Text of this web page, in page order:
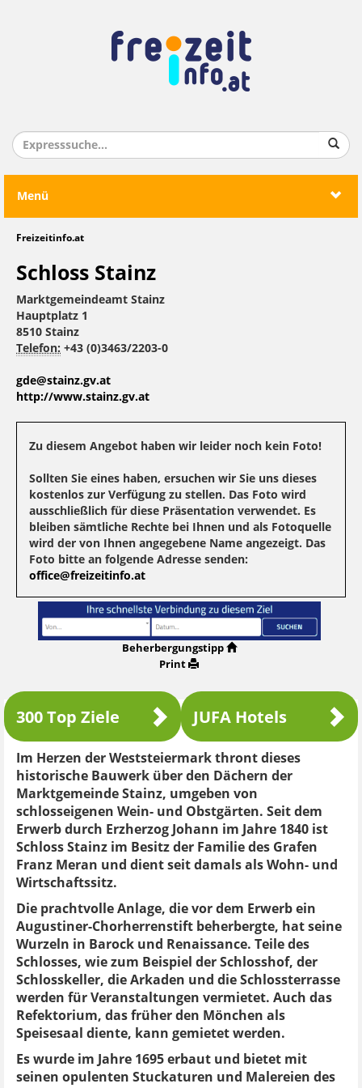
Menü
Freizeitinfo.at
Schloss Stainz
Marktgemeindeamt Stainz
Hauptplatz 1
8510 Stainz
Telefon: +43 (0)3463/2203-0
gde@stainz.gv.at
http://www.stainz.gv.at
Zu diesem Angebot haben wir leider noch kein Foto!
Sollten Sie eines haben, ersuchen wir Sie uns dieses
kostenlos zur Verfügung zu stellen. Das Foto wird
ausschließlich für diese Präsentation verwendet. Es
bleiben sämtliche Rechte bei Ihnen und als Fotoquelle
wird der von Ihnen angegebene Name angezeigt. Das
Foto bitte an folgende Adresse senden:
office@freizeitinfo.at
Beherbergungstipp
Print
300 Top Ziele JUFA Hotels
Im Herzen der Weststeiermark thront dieses
historische Bauwerk über den Dächern der
Marktgemeinde Stainz, umgeben von
schlosseigenen Wein- und Obstgärten. Seit dem
Erwerb durch Erzherzog Johann im Jahre 1840 ist
Schloss Stainz im Besitz der Familie des Grafen
Franz Meran und dient seit damals als Wohn- und
Wirtschaftssitz.
Die prachtvolle Anlage, die vor dem Erwerb ein
Augustiner-Chorherrenstift beherbergte, hat seine
Wurzeln in Barock und Renaissance. Teile des
Schlosses, wie zum Beispiel der Schlosshof, der
Schlosskeller, die Arkaden und die Schlossterrasse
werden für Veranstaltungen vermietet. Auch das
Refektorium, das früher den Mönchen als
Speisesaal diente, kann gemietet werden.
Es wurde im Jahre 1695 erbaut und bietet mit
seinen opulenten Stuckaturen und Malereien des